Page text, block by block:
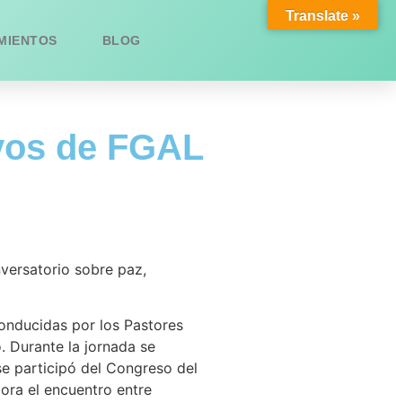
BLOG
de FGAL
sobre paz,
por los Pastores
Durante la jornada se
participó del Congreso del
el encuentro entre
Translate »